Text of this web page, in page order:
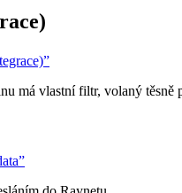
má vlastní filtr, volaný